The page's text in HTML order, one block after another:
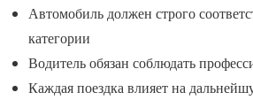
Автомобиль должен строго
категории
Водитель обязан соблюдать
Каждая поездка влияет на